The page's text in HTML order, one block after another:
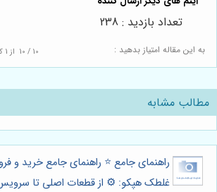
به این مقاله امتیاز بدهید : 10 / 10 از 1
تعداد بازدید : 238
مطالب مشابه
راهنمای جامع ⭐️ راهنمای جامع خرید و
غلطک هپکو: ⚙️ از قطعات اصلی تا